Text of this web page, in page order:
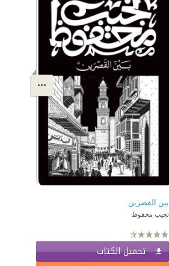
بين القصرين
نجيب محفوظ
تحميل الكتاب